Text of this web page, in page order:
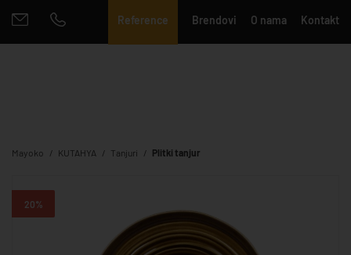
Reference Brendovi O nama Kontakt
Mayoko KUTAHYA Tanjuri Plitki tanjur
20%